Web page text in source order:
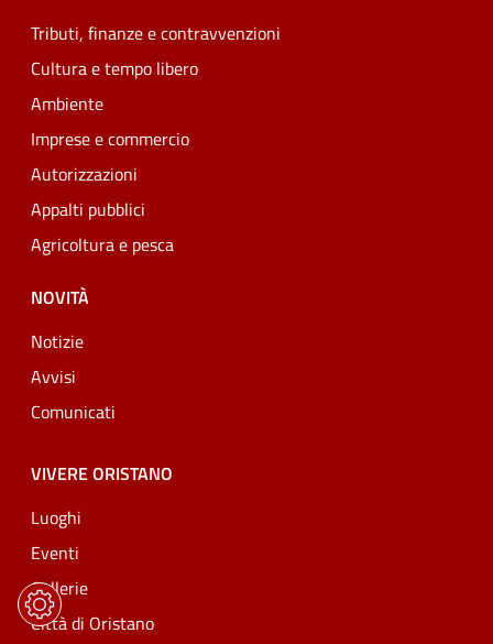
Tributi, finanze e contravvenzioni
Cultura e tempo libero
Ambiente
Imprese e commercio
Autorizzazioni
Appalti pubblici
Agricoltura e pesca
NOVITÀ
Notizie
Avvisi
Comunicati
VIVERE ORISTANO
Luoghi
Eventi
Gallerie
Città di Oristano